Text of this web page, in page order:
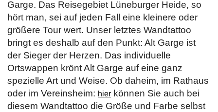
Garge. Das Reisegebiet Lüneburger Heide, so
hört man, sei auf jeden Fall eine kleinere oder
größere Tour wert. Unser letztes Wandtattoo
bringt es deshalb auf den Punkt: Alt Garge ist
der Sieger der Herzen. Das individuelle
Ortswappen krönt Alt Garge auf eine ganz
spezielle Art und Weise. Ob daheim, im Rathaus
oder im Vereinsheim: hier können Sie auch bei
diesem Wandtattoo die Größe und Farbe selbst